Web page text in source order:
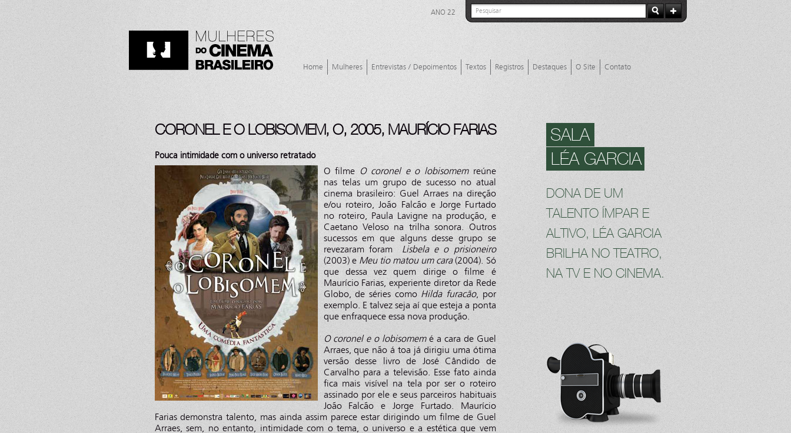
ANO 22
Home Mulheres Entrevistas / Depoimentos Textos Registros Destaques O Site Contato
CORONEL E O LOBISOMEM, O, 2005, MAURÍCIO FARIAS
Pouca intimidade com o universo retratado
O filme O coronel e o lobisomemreúne
nas telas um grupo de sucesso no atual
cinema brasileiro: Guel Arraes na direção
e/ou roteiro, João Falcão e Jorge Furtado
no roteiro, Paula Lavigne na produção, e
Caetano Veloso na trilha sonora. Outros
sucessos em que alguns desse grupo se
revezaram foram
Lisbela e o prisioneiro
(2003) e Meu tio matou um cara(2004). Só
que dessa vez quem dirige o filme é
Maurício Farias, experiente diretor da Rede
Globo, de séries como Hilda furacão, por
exemplo. E talvez seja aí que esteja a ponta
que enfraquece essa nova produção.
O coronel e o lobisomemé a cara de Guel
Arraes, que não á toa já dirigiu uma ótima
versão desse livro de José Cândido de
Carvalho para a televisão. Esse fato ainda
fica mais visível na tela por ser o roteiro
assinado por ele e seus parceiros habituais
João Falcão e Jorge Furtado. Maurício
Farias demonstra talento, mas ainda assim parece estar dirigindo um filme de Guel
Arraes, sem, no entanto, intimidade com o tema, o universo e a estética que vem
SALA
LÉA GARCIA
DONA DE UM
TALENTO ÍMPAR E
ALTIVO, LÉA GARCIA
BRILHA NO TEATRO,
NA TV E NO CINEMA.